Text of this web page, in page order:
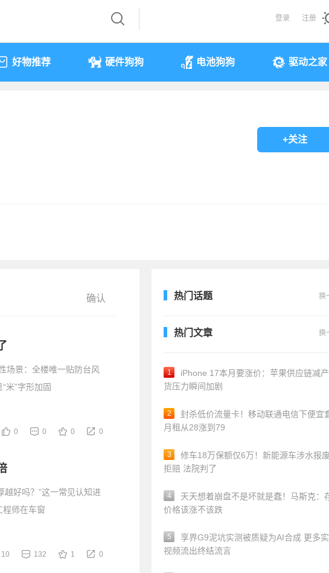
登录 注册
好物推荐 硬件狗狗 电池狗狗 驱动之家
+关注
场景：全楼唯一贴防台风
米”字形加固
0 0 0 0
好吗？”这一常见认知进
程师在车窗
10 132 1 0
热门话题 换
热门文章 换
1
iPhone 17本月要涨价：苹果供应链减
货压力瞬间加剧
2
封杀低价流量卡！移动联通电信下便宜
月租从28涨到79
3
修车18万保额仅6万！新能源车涉水报
拒赔 法院判了
4
天天想着崩盘不是坏就是蠢！马斯克：
价格该涨不该跌
5
享界G9泥坑实测被质疑为AI合成 更多
视频流出终结流言